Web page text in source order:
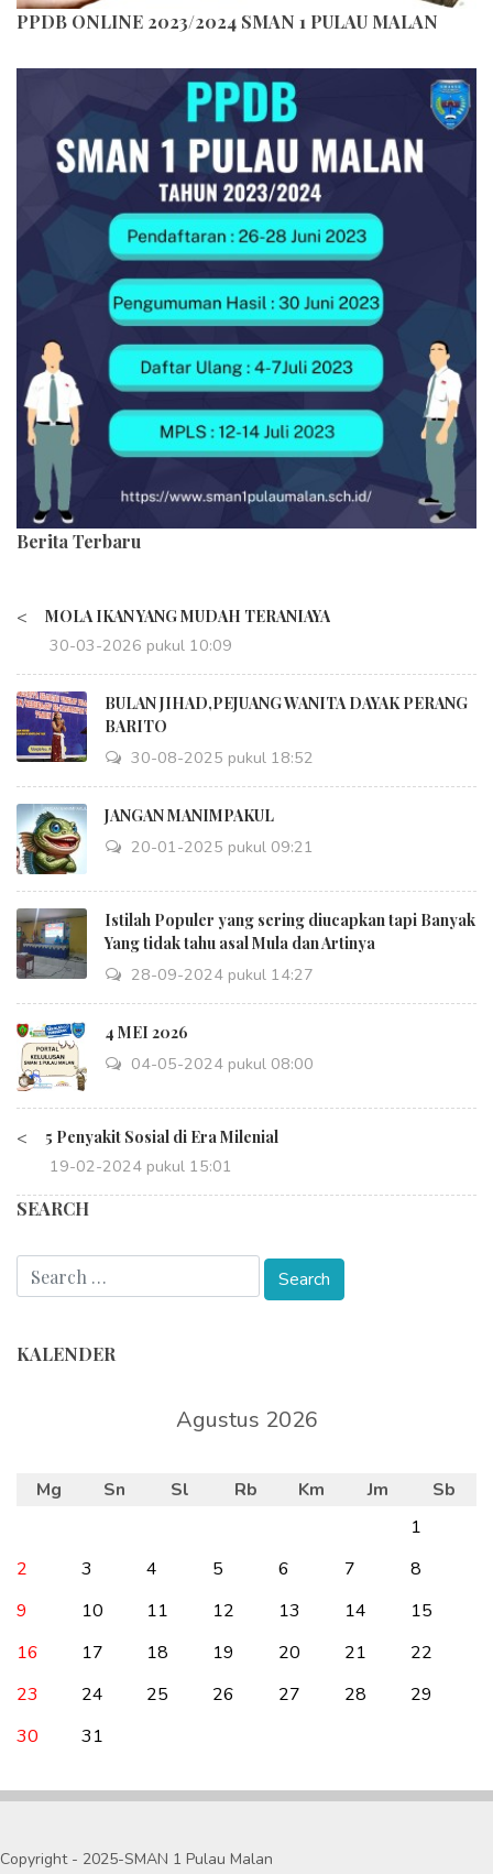
PPDB ONLINE 2023/2024 SMAN 1 PULAU MALAN
Berita Terbaru
< MOLA IKAN YANG MUDAH TERANIAYA
30-03-2026 pukul 10:09
BULAN JIHAD,PEJUANG WANITA DAYAK PERANG
BARITO
30-08-2025 pukul 18:52
JANGAN MANIMPAKUL
20-01-2025 pukul 09:21
Istilah Populer yang sering diucapkan tapi Banyak
Yang tidak tahu asal Mula dan Artinya
28-09-2024 pukul 14:27
4 MEI 2026
04-05-2024 pukul 08:00
< 5 Penyakit Sosial di Era Milenial
19-02-2024 pukul 15:01
SEARCH
KALENDER
Agustus 2026
Mg Sn Sl Rb Km Jm
Sb
1
2
3 4 5 6 7
8
9
10 11 12 13 14
15
16
17 18 19 20 21
22
23
24 25 26 27 28
29
30
31
Copyright - 2025-SMAN 1 Pulau Malan